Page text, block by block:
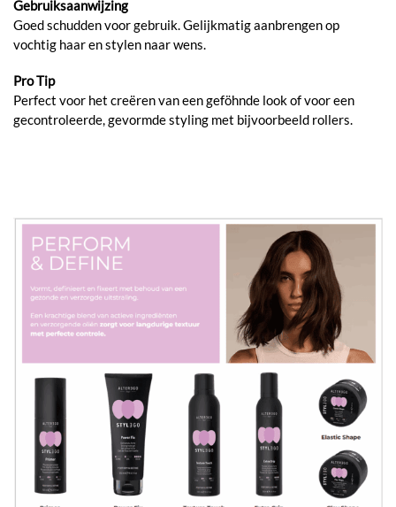
Gebruiksaanwijzing
Goed schudden voor gebruik. Gelijkmatig aanbrengen op
vochtig haar en stylen naar wens.
Pro Tip
Perfect voor het creëren van een geföhnde look of voor een
gecontroleerde, gevormde styling met bijvoorbeeld rollers.